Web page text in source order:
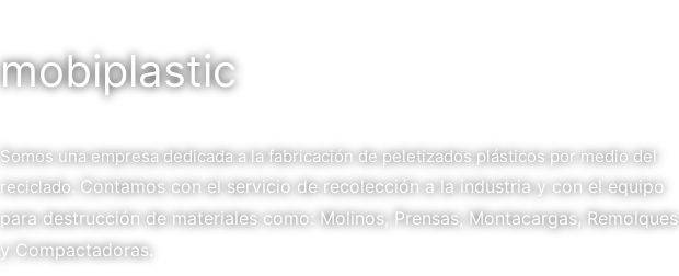
mobiplastic
Somos una empresa dedicada a la fabricación de peletizados plásticos por medio del
reciclado. Contamos con el servicio de recolección a la industria y con el equipo
para destrucción de materiales como: Molinos, Prensas, Montacargas, Remolques
y Compactadoras.